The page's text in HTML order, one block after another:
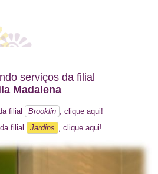
serviços da filial
Madalena
filial Brooklin , clique aqui!
filial
Jardins , clique aqui!